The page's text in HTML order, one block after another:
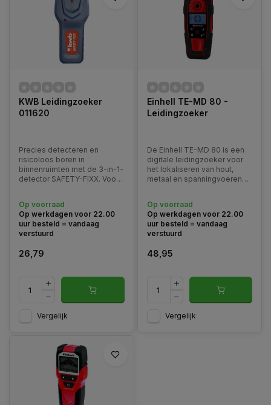
KWB Leidingzoeker
011620
Precies detecteren en
risicoloos boren in
binnenruimten met de 3-in-1-
detector SAFETY-FIXX. Voor
het betrokken oppervlak
geen stroomleidingen,
metaal of houten balken
bevinden.
Op voorraad
Op werkdagen voor 22.00
uur besteld = vandaag
verstuurd
26,79
Vergelijk
Einhell TE-MD 80 -
Leidingzoeker
De Einhell TE-MD 80 is een
digitale leidingzoeker voor
het lokaliseren van hout,
metaal en spanningvoerende
Op voorraad
Op werkdagen voor 22.00
uur besteld = vandaag
verstuurd
48,95
Vergelijk